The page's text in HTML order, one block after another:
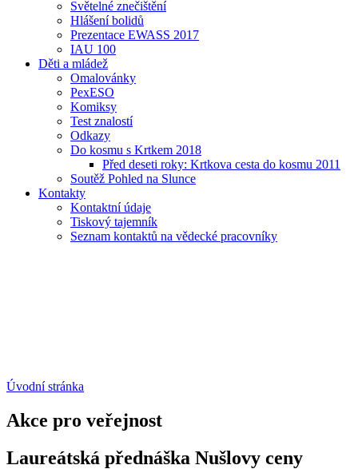
Světelné znečištění
Hlášení bolidů
Prezentace EWASS 2017
IAU 100
Děti a mládež
Omalovánky
PexESO
Komiksy
Test znalostí
Odkazy
Do kosmu s Krtkem 2018
Před deseti roky: Krtkova cesta do kosmu 2011
Soutěž Pohled na Slunce
Kontakty
Kontaktní údaje
Tiskový tajemník
Seznam kontaktů na vědecké pracovníky
Úvodní stránka
Akce pro veřejnost
Laureátská přednáška Nušlovy ceny